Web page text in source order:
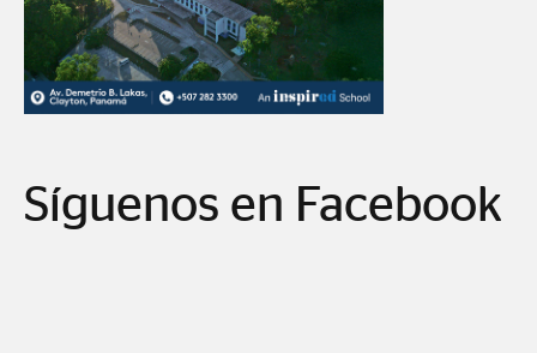
Síguenos en Facebook